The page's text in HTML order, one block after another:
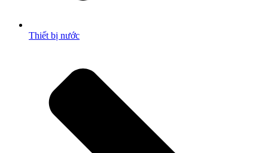
Thiết bị nước